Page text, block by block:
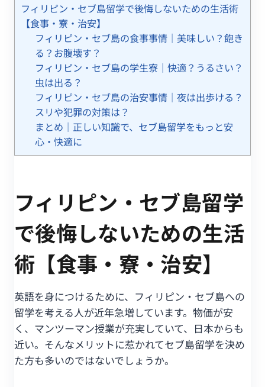
フィリピン・セブ島留学で後悔しないための生活術
【食事・寮・治安】
フィリピン・セブ島の食事事情｜美味しい？飽き
る？お腹壊す？
フィリピン・セブ島の学生寮｜快適？うるさい？
虫は出る？
フィリピン・セブ島の治安事情｜夜は出歩ける？
スリや犯罪の対策は？
まとめ｜正しい知識で、セブ島留学をもっと安
心・快適に
フィリピン・セブ島留学
で後悔しないための生活
術【食事・寮・治安】
英語を身につけるために、フィリピン・セブ島への
留学を考える人が近年急増しています。物価が安
く、マンツーマン授業が充実していて、日本からも
近い。そんなメリットに惹かれてセブ島留学を決め
た方も多いのではないでしょうか。